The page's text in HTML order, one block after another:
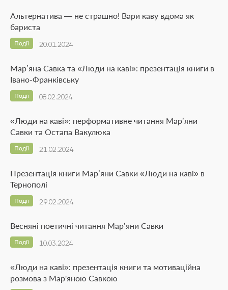
Альтернатива — не страшно! Вари каву вдома як
бариста
20.01.2024
Події
Мар’яна Савка та «Люди на каві»: презентація книги в
Івано-Франківську
08.02.2024
Події
«Люди на каві»: перформативне читання Мар’яни
Савки та Остапа Вакулюка
21.02.2024
Події
Презентація книги Мар’яни Савки «Люди на каві» в
Тернополі
29.02.2024
Події
Весняні поетичні читання Мар’яни Савки
10.03.2024
Події
«Люди на каві»: презентація книги та мотиваційна
розмова з Мар'яною Савкою